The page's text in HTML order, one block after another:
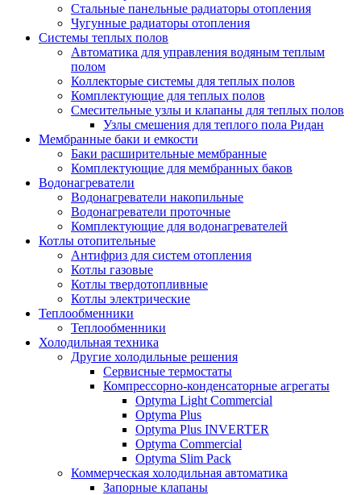
Стальные панельные радиаторы отопления
Чугунные радиаторы отопления
Системы теплых полов
Автоматика для управления водяным теплым
полом
Коллекторые системы для теплых полов
Комплектующие для теплых полов
Смесительные узлы и клапаны для теплых полов
Узлы смешения для теплого пола Ридан
Мембранные баки и емкости
Баки расширительные мембранные
Комплектующие для мембранных баков
Водонагреватели
Водонагреватели накопильные
Водонагреватели проточные
Комплектующие для водонагревателей
Котлы отопительные
Антифриз для систем отопления
Котлы газовые
Котлы твердотопливные
Котлы электрические
Теплообменники
Теплообменники
Холодильная техника
Другие холодильные решения
Сервисные термостаты
Компрессорно-конденсаторные агрегаты
Optyma Light Commercial
Optyma Plus
Optyma Plus INVERTER
Optyma Commercial
Optyma Slim Pack
Коммерческая холодильная автоматика
Запорные клапаны